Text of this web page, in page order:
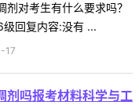
对考生有什么要求吗？
回复内容:没有 ...
17
剂吗报考材料科学与工